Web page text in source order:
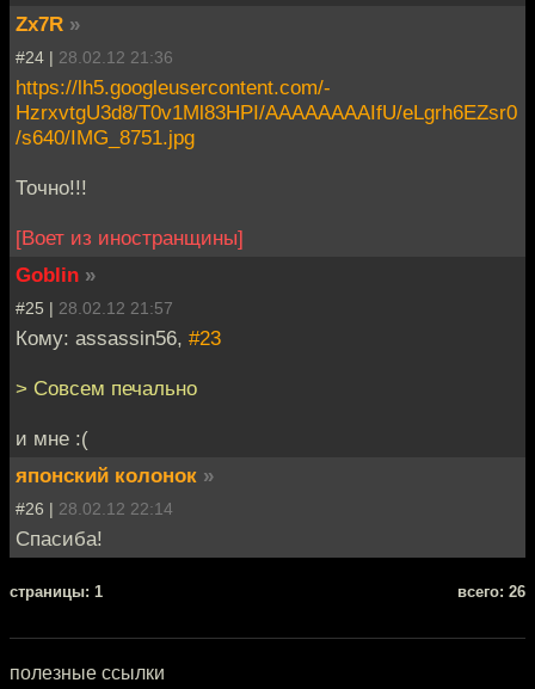
Zx7R »
#24 | 28.02.12 21:36
https://lh5.googleusercontent.com/-
HzrxvtgU3d8/T0v1Ml83HPI/AAAAAAAAIfU/eLgrh6EZsr0
/s640/IMG_8751.jpg
Точно!!!
[Воет из иностранщины]
Goblin »
#25 | 28.02.12 21:57
Кому: assassin56, #23
> Совсем печально
и мне :(
японский колонок »
#26 | 28.02.12 22:14
Спасиба!
cтраницы: 1 всего: 26
полезные ссылки